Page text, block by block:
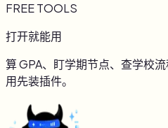
FREE TOOLS
打开就能用
算 GPA、盯学期节点、查学校
用先装插件。